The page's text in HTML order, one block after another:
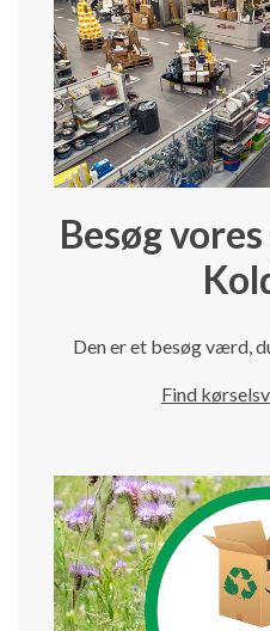
Besøg
Den er et besøg værd,
Find